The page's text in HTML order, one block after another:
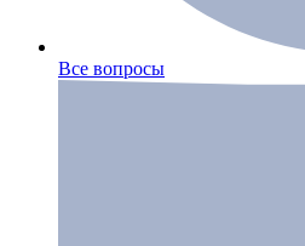
Все вопросы